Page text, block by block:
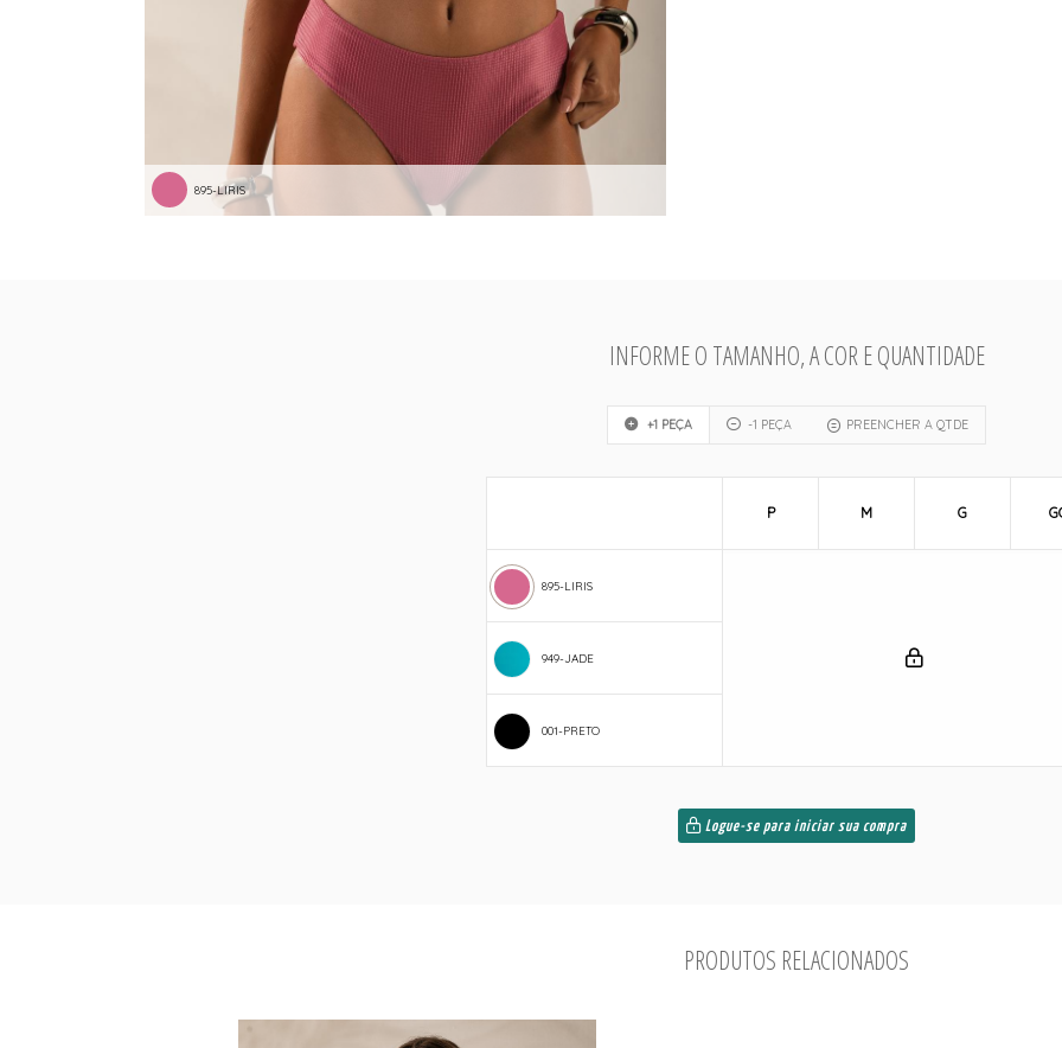
895-LIRIS
INFORME O TAMANHO, A COR E QUANTIDADE
+1 PEÇA -1 PEÇA PREENCHER A QTDE
895-LIRIS
949-JADE
001-PRETO
P M G
Logue-se para iniciar sua compra
PRODUTOS RELACIONADOS